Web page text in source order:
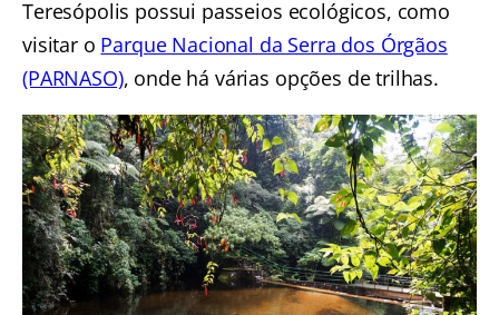
Teresópolis possui passeios ecológicos, como
visitar o Parque Nacional da Serra dos Órgãos
(PARNASO), onde há várias opções de trilhas.